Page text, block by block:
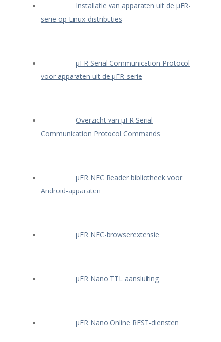
Installatie van apparaten uit de μFR-
serie op Linux-distributies
μFR Serial Communication Protocol
voor apparaten uit de μFR-serie
Overzicht van μFR Serial
Communication Protocol Commands
μFR NFC Reader bibliotheek voor
Android-apparaten
μFR NFC-browserextensie
μFR Nano TTL aansluiting
μFR Nano Online REST-diensten